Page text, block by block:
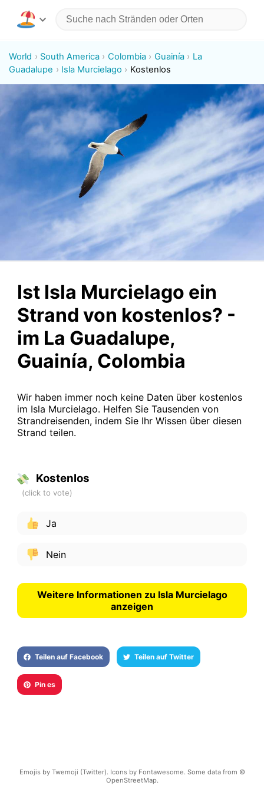
World South America Colombia Guainía
La
Guadalupe
Isla Murcielago Kostenlos
Ist Isla Murcielago ein
Strand von kostenlos? -
im La Guadalupe,
Guainía, Colombia
Wir haben immer noch keine Daten über kostenlos
im Isla Murcielago. Helfen Sie Tausenden von
Strandreisenden, indem Sie Ihr Wissen über diesen
Strand teilen.
Kostenlos
Ja
Nein
Weitere Informationen zu Isla Murcielago
anzeigen
Teilen auf Facebook Teilen auf Twitter
Pin es
Emojis by Twemoji (Twitter). Icons by Fontawesome. Some data from ©
OpenStreetMap.